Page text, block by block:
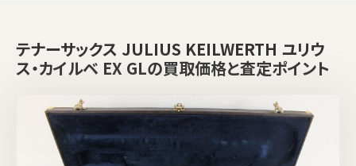
テナーサックス JULIUS KEILWERTH ユリウ
ス・カイルベ EX GLの買取価格と査定ポイント